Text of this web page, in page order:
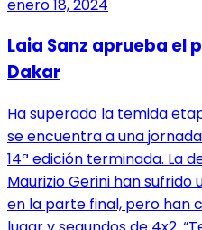
enero 18, 2024
Laia Sanz aprueba el
Dakar
Ha superado la temida
se encuentra a una
14ª edición terminada. La
Maurizio Gerini han
en la parte final, pero han